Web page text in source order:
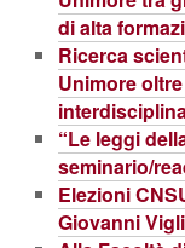
di alta
Ricerca
Unimore
“Le leggi
seminario/
Elezioni
Giovanni